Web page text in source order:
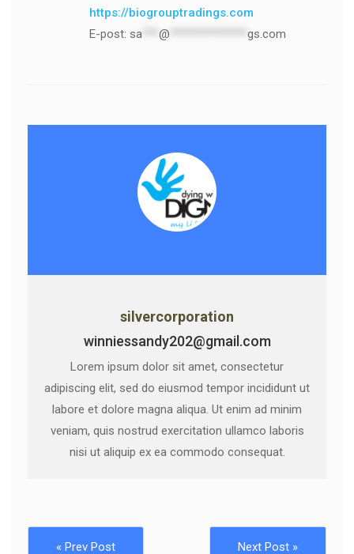
https://biogrouptradings.com
E-post: sa @ gs.com
silvercorporation
winniessandy202@gmail.com
Lorem ipsum dolor sit amet, consectetur
adipiscing elit, sed do eiusmod tempor incididunt ut
labore et dolore magna aliqua. Ut enim ad minim
veniam, quis nostrud exercitation ullamco laboris
nisi ut aliquip ex ea commodo consequat.
« Prev Post Next Post »